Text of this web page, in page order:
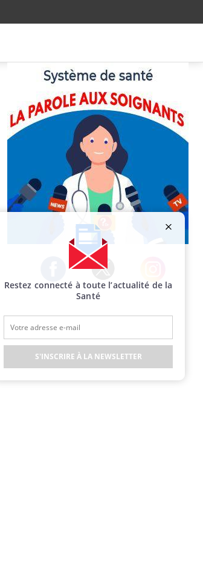
Facebook Twitter Instagram
Restez connecté à toute l’actualité de la
Santé
S'INSCRIRE À LA NEWSLETTER